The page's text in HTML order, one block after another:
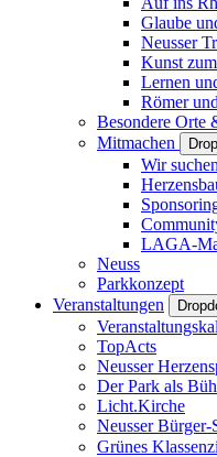
Glaube
Neusser
Kunst
Lernen
Römer
Besondere Orte
Mitmachen
Wir
LAGA-
Neuss
Parkkonzept
Veranstaltungen
TopActs
Neusser
Der Park als
Licht.Kirche
Neusser Bürger-
Grünes